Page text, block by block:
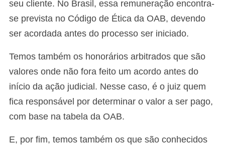
seu cliente. No Brasil, essa remuneração encontra-
se prevista no Código de Ética da OAB, devendo
ser acordada antes do processo ser iniciado.
Temos também os honorários arbitrados que são
valores onde não fora feito um acordo antes do
início da ação judicial. Nesse caso, é o juiz quem
fica responsável por determinar o valor a ser pago,
com base na tabela da OAB.
E, por fim, temos também os que são conhecidos